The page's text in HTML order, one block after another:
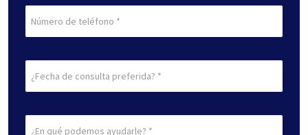
Teléfono
de
preferida